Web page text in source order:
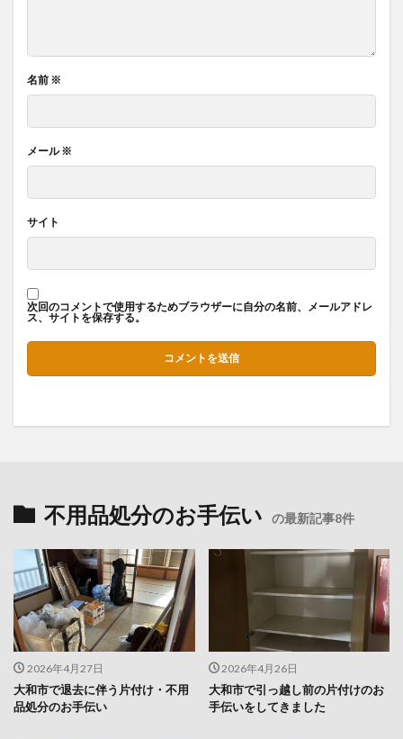
名前 ※
メール※
サイト
次回のコメントで使用するためブラウザーに自分の名前、メールアドレ
ス、サイトを保存する。
不用品処分のお手伝い の最新記事8件
2026年4月27日
大和市で退去に伴う片付け・不用
品処分のお手伝い
2026年4月26日
大和市で引っ越し前の片付けのお
手伝いをしてきました